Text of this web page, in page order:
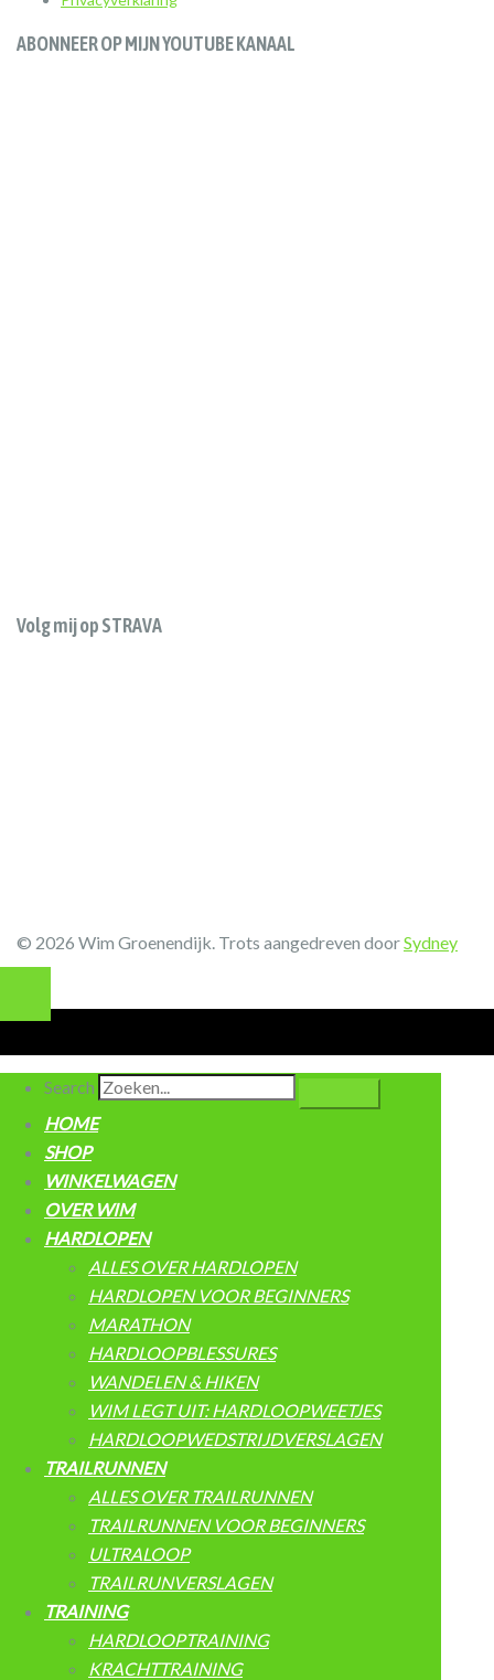
ABONNEER OP MIJN YOUTUBE KANAAL
Volg mij op STRAVA
© 2026 Wim Groenendijk. Trots aangedreven doorSydney
Search
HOME
SHOP
WINKELWAGEN
OVER WIM
HARDLOPEN
ALLES OVER HARDLOPEN
HARDLOPEN VOOR BEGINNERS
MARATHON
HARDLOOPBLESSURES
WANDELEN & HIKEN
WIM LEGT UIT: HARDLOOPWEETJES
HARDLOOPWEDSTRIJDVERSLAGEN
TRAILRUNNEN
ALLES OVER TRAILRUNNEN
TRAILRUNNEN VOOR BEGINNERS
ULTRALOOP
TRAILRUNVERSLAGEN
TRAINING
HARDLOOPTRAINING
KRACHTTRAINING